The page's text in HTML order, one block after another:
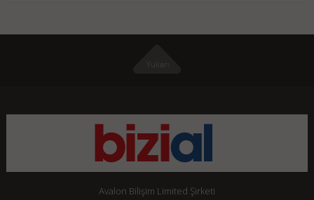
Avalon Bilişim Limited Şirketi